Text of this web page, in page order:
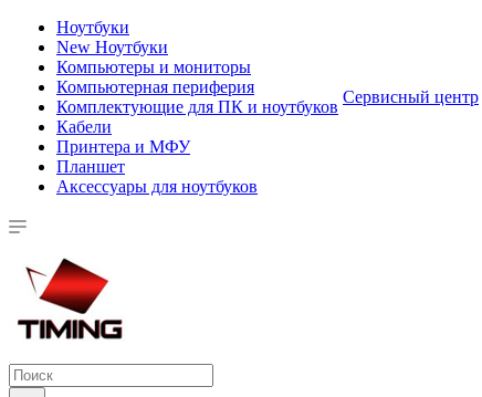
Ноутбуки
New Ноутбуки
Компьютеры и мониторы
Компьютерная периферия
Комплектующие для ПК и ноутбуков
Кабели
Принтера и МФУ
Планшет
Аксессуары для ноутбуков
Сервисный центр